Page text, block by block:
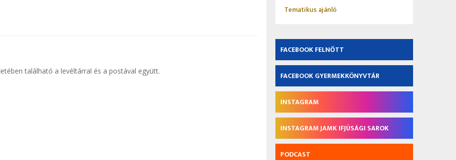
található a levéltárral és a postával együtt.
Tematikus ajánló
FACEBOOK FELNŐTT
FACEBOOK GYERMEKKÖNYVTÁR
INSTAGRAM
INSTAGRAM JAMK IFJÚSÁGI SAROK
PODCAST